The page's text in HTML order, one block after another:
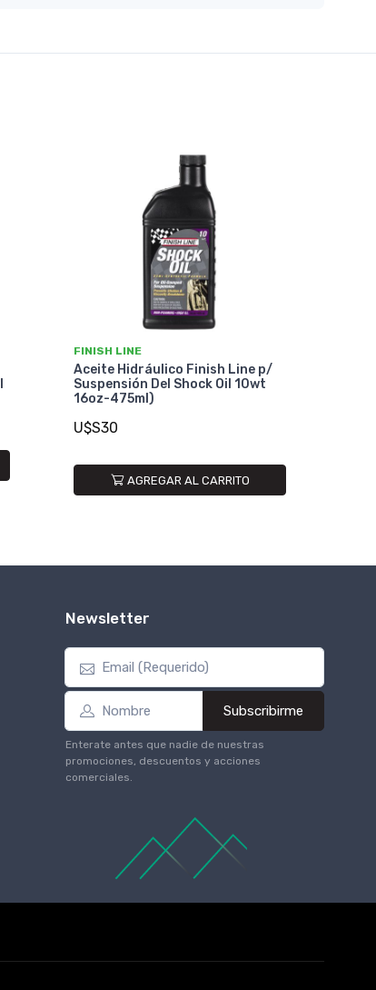
FINISH LINE
Aceite Hidráulico Finish Line p/
Suspensión Del Shock Oil 10wt
16oz-475ml)
U$S30
AGREGAR AL CARRITO
Newsletter
Subscribirme
Enterate antes que nadie de nuestras
promociones, descuentos y acciones
comerciales.